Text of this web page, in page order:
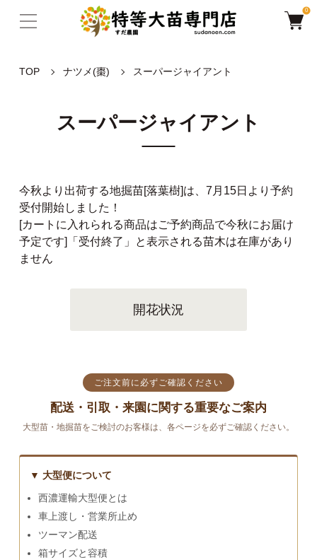
0
TOP ナツメ(棗) スーパージャイアント
スーパージャイアント
今秋より出荷する地掘苗[落葉樹]は、7月15日より予約
受付開始しました！
[カートに入れられる商品はご予約商品で今秋にお届け
予定です]「受付終了」と表示される苗木は在庫があり
ません
開花状況
ご注文前に必ずご確認ください
配送・引取・来園に関する重要なご案内
大型苗・地掘苗をご検討のお客様は、各ページを必ずご確認ください。
▼ 大型便について
西濃運輸大型便とは
車上渡し・営業所止め
ツーマン配送
箱サイズと容積